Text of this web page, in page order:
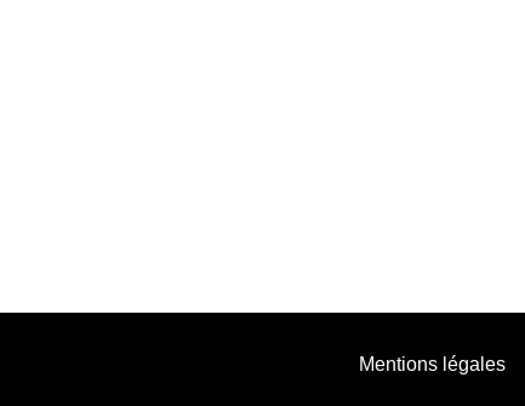
Mentions légales